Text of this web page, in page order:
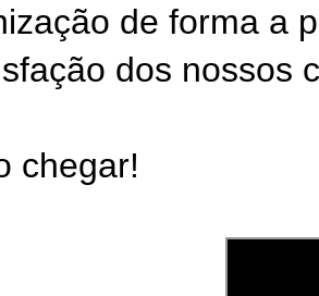
de forma a
dos nossos
chegar!